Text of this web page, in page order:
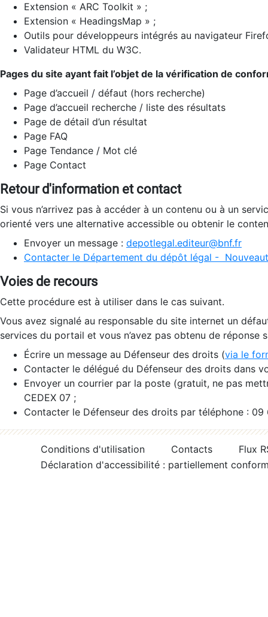
Extension « ARC Toolkit » ;
Extension « HeadingsMap » ;
Outils pour développeurs intégrés au navigateur
Validateur HTML du W3C.
Pages du site ayant fait l’objet de la vérification de
Page d’accueil / défaut (hors recherche)
Page d’accueil recherche / liste des résultats
Page de détail d’un résultat
Page FAQ
Page Tendance / Mot clé
Page Contact
Retour d'information et contact
Si vous n’arrivez pas à accéder à un contenu ou à un
orienté vers une alternative accessible ou obtenir le
Envoyer un message : depotlegal.editeur@bnf.fr
Contacter le Département du dépôt légal -
Voies de recours
Cette procédure est à utiliser dans le cas suivant.
Vous avez signalé au responsable du site internet un
services du portail et vous n’avez pas obtenu de réponse
Écrire un message au Défenseur des droits (via le
Contacter le délégué du Défenseur des droits dans
Envoyer un courrier par la poste (gratuit, ne pas
CEDEX 07 ;
Contacter le Défenseur des droits par téléphone :
Conditions d'utilisation Contacts
Flux
Déclaration d'accessibilité : partiellement